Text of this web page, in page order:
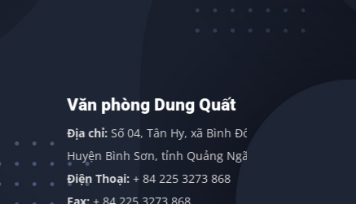
Văn phòng Dung Quất
Số 04, Tân Hy, xã Bình Đông,
Huyện Bình Sơn, tỉnh Quảng Ngãi
+ 84 225 3273 868